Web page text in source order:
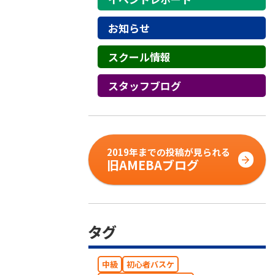
お知らせ
スクール情報
スタッフブログ
2019年までの投稿が見られる
旧AMEBAブログ
タグ
中級 初心者バスケ